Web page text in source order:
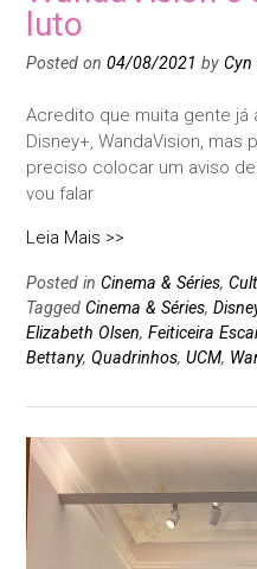
luto
Posted on 04/08/2021 by Cyn
Acredito que muita gente já
Disney+, WandaVision, mas
preciso colocar um aviso
vou falar
Leia Mais >>
Posted in Cinema & Séries,
Tagged Cinema & Séries,
Elizabeth Olsen, Feiticeira
Bettany, Quadrinhos, UCM,